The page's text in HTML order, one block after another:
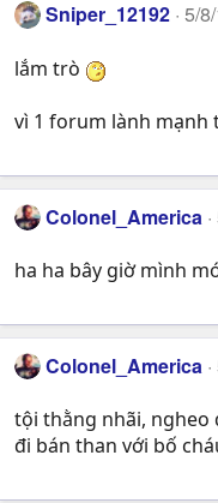
Sniper_12192 5/
lắm trò
vì 1 forum lành mạnh
Colonel_America
ha ha bây giờ mình
Colonel_America
tội thằng nhãi, ngheo
đi bán than với bố